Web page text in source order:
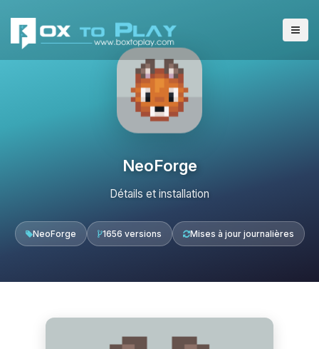
NeoForge
Détails et installation
NeoForge 1656 versions Mises à jour journalières